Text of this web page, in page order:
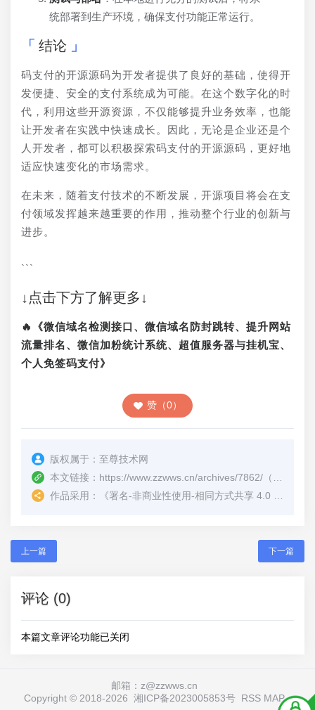
统部署到生产环境，确保支付功能正常运行。
结论
码支付的开源源码为开发者提供了良好的基础，使得开
发便捷、安全的支付系统成为可能。在这个数字化的时
代，利用这些开源资源，不仅能够提升业务效率，也能
让开发者在实践中快速成长。因此，无论是企业还是个
人开发者，都可以积极探索码支付的开源源码，更好地
适应快速变化的市场需求。
在未来，随着支付技术的不断发展，开源项目将会在支
付领域发挥越来越重要的作用，推动整个行业的创新与
进步。
```
↓点击下方了解更多↓
🔥《微信域名检测接口、微信域名防封跳转、提升网站
流量排名、微信加粉统计系统、超值服务器与挂机宝、
个人免签码支付》
赞（0）
版权属于： 至尊技术网
本文链接： https://www.zzwws.cn/archives/7862/ （转载时请注明本文出处及文章链接）
作品采用：
《署名-非商业性使用-相同方式共享 4.0 国际 (CC BY-NC-SA 4.0)
上一篇 下一篇
评论 (0)
本篇文章评论功能已关闭
邮箱：z@zzwws.cn
Copyright © 2018-2026 湘ICP备2023005853号 RSS MAP